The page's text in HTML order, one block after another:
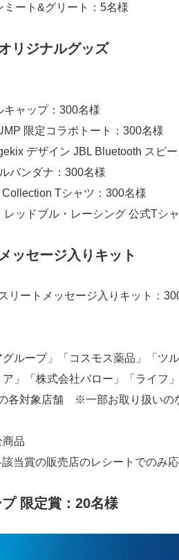
ート&グリート：5名様
リジナルグッズ
ャップ：300名様
限定コラボトート：300名様
デザイン JBL Bluetooth スピ
バンダナ：300名様
Tシャツ：300名様
ッドブル・レーシング 公式Tシ
ッセージ入りキット
リートメッセージ入りキット：
グループ」「コスモス薬品」「ツ
」「株式会社バロー」「ライフ
各対象店舗 ※一部お取り扱いの
商品
当賞の販売店のレシートでのみ応
限定賞：20名様